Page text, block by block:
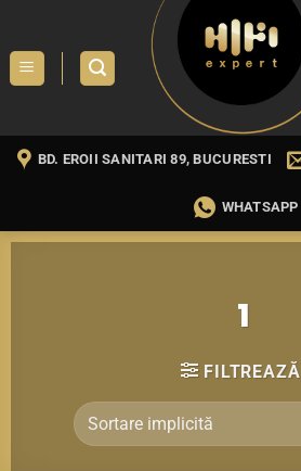
content
BD. EROII SANITARI 89, BUCURESTI
WHATSAPP
1
FILTREAZĂ